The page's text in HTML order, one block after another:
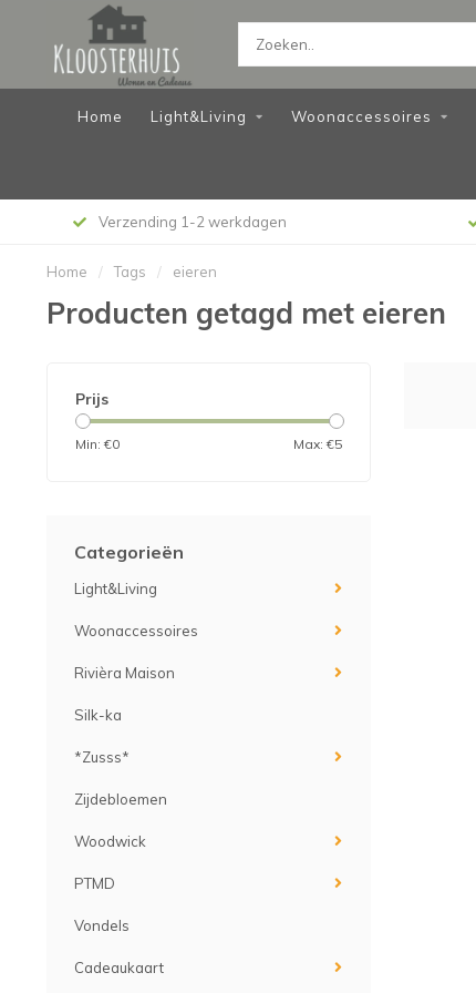
Home Light&Living Woonaccessoires
Verzending 1-2 werkdagen
Home / Tags / eieren
Producten getagd met eieren
Prijs
Min: €0 Max: €5
Categorieën
Light&Living
Woonaccessoires
Rivièra Maison
Silk-ka
*Zusss*
Zijdebloemen
Woodwick
PTMD
Vondels
Cadeaukaart